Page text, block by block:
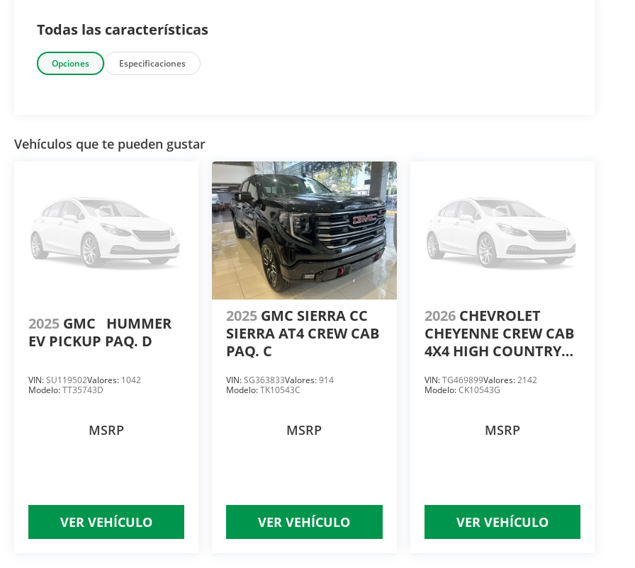
Todas las características
Opciones Especificaciones
Vehículos que te pueden gustar
2025 GMC
HUMMER
EV PICKUP PAQ. D
VIN:SU119502Valores: 1042
Modelo:TT35743D
MSRP
VER VEHÍCULO
2025 GMC SIERRA CC
SIERRA AT4 CREW CAB
PAQ. C
VIN:SG363833Valores:914
Modelo:TK10543C
MSRP
VER VEHÍCULO
2026 CHEVROLET
CHEYENNE CREW CAB
4X4 HIGH COUNTRY
VIN:TG469899Valores:2142
Modelo:CK10543G
MSRP
VER VEHÍCULO